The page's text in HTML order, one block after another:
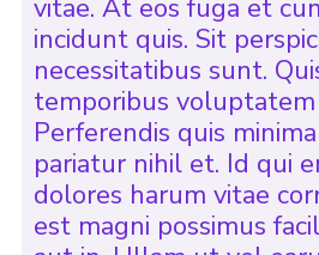
vitae. At eos fuga et
incidunt quis. Sit
necessitatibus sunt.
temporibus voluptatem
Perferendis quis
pariatur nihil et. Id qui
dolores harum vitae
est magni possimus